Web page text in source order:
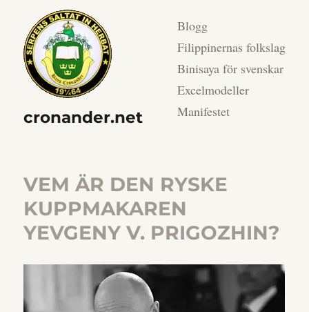
cronander.net
Blogg
Filippinernas folkslag
Binisaya för svenskar
Excelmodeller
Manifestet
VEM ÄR DEN RYSKE
KUPPMAKAREN
YEVGENY V. PRIGOZHIN?